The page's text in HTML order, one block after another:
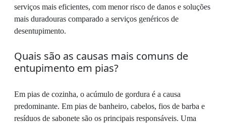
serviços mais eficientes, com menor risco de danos e soluções
mais duradouras comparado a serviços genéricos de
desentupimento.
Quais são as causas mais comuns de
entupimento em pias?
Em pias de cozinha, o acúmulo de gordura é a causa
predominante. Em pias de banheiro, cabelos, fios de barba e
resíduos de sabonete são os principais responsáveis. Uma